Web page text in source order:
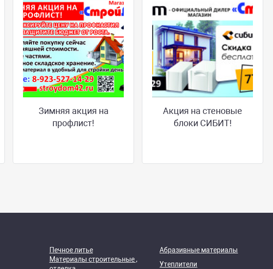
Зимняя акция на
профлист!
Акция на стеновые
блоки СИБИТ!
Печное литье
Абразивные материалы
Материалы строительные ,
Утеплители